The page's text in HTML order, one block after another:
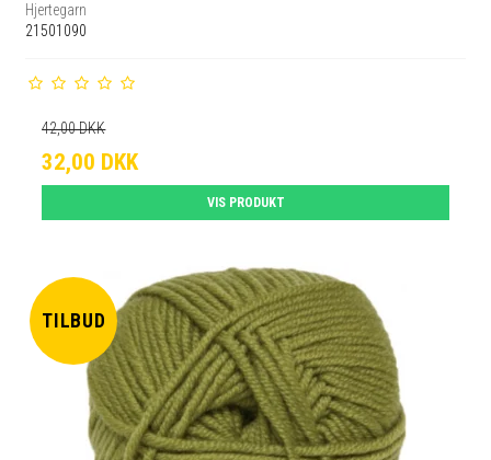
Hjertegarn
21501090
42,00 DKK
32,00 DKK
VIS PRODUKT
TILBUD